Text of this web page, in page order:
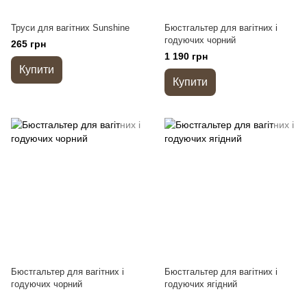
Труси для вагітних Sunshine
265 грн
Купити
Бюстгальтер для вагітних і
годуючих чорний
1 190 грн
Купити
Бюстгальтер для вагітних і
годуючих чорний
Бюстгальтер для вагітних і
годуючих ягідний